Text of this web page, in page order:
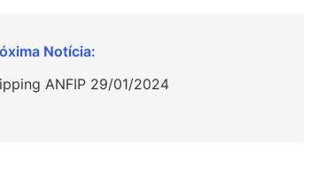
ANFIP 29/01/2024